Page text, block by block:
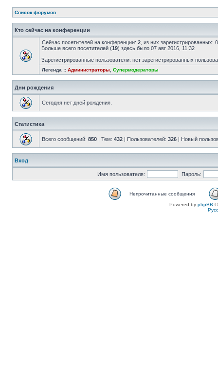
Список форумов
Кто сейчас на конференции
Сейчас посетителей на конференции: 2 , из них
Больше всего посетителей (19) здесь было 07 авг 2016, 11:32
Зарегистрированные пользователи: нет зарегистрированных
Легенда :: Администраторы Супермодераторы
Дни рождения
Сегодня нет дней рождения.
Статистика
Всего сообщений: 850 | Тем: 432 | Пользователей: 326 | Новый
Вход
Имя пользователя: Пароль:
Непрочитанные сообщения
Powered by phpBB